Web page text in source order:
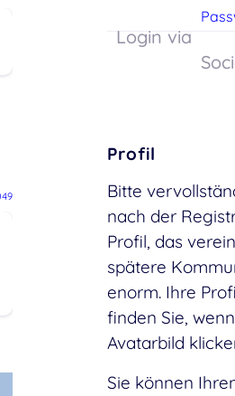
Login via
Profil
Bitte
nach der
Profil, das
spätere
enorm. Ihre
finden Sie,
Avatarbild
Sie können